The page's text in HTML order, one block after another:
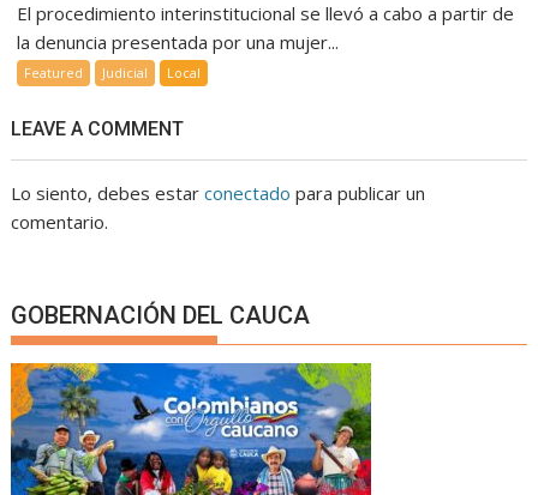
El procedimiento interinstitucional se llevó a cabo a partir de
la denuncia presentada por una mujer...
Featured Judicial Local
LEAVE A COMMENT
Lo siento, debes estarconectado para publicar un
comentario.
GOBERNACIÓN DEL CAUCA